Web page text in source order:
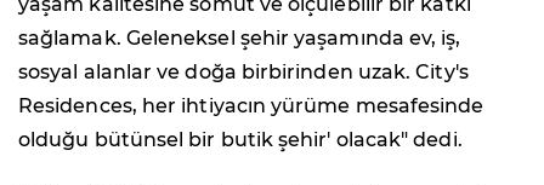
sağlamak. Geleneksel şehir yaşamında ev, iş,
sosyal alanlar ve doğa birbirinden uzak. City's
Residences, her ihtiyacın yürüme mesafesinde
olduğu bütünsel bir butik şehir' olacak" dedi.